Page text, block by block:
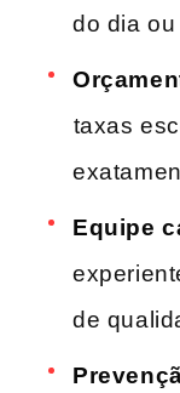
do dia
⁤taxas
Equipe
de